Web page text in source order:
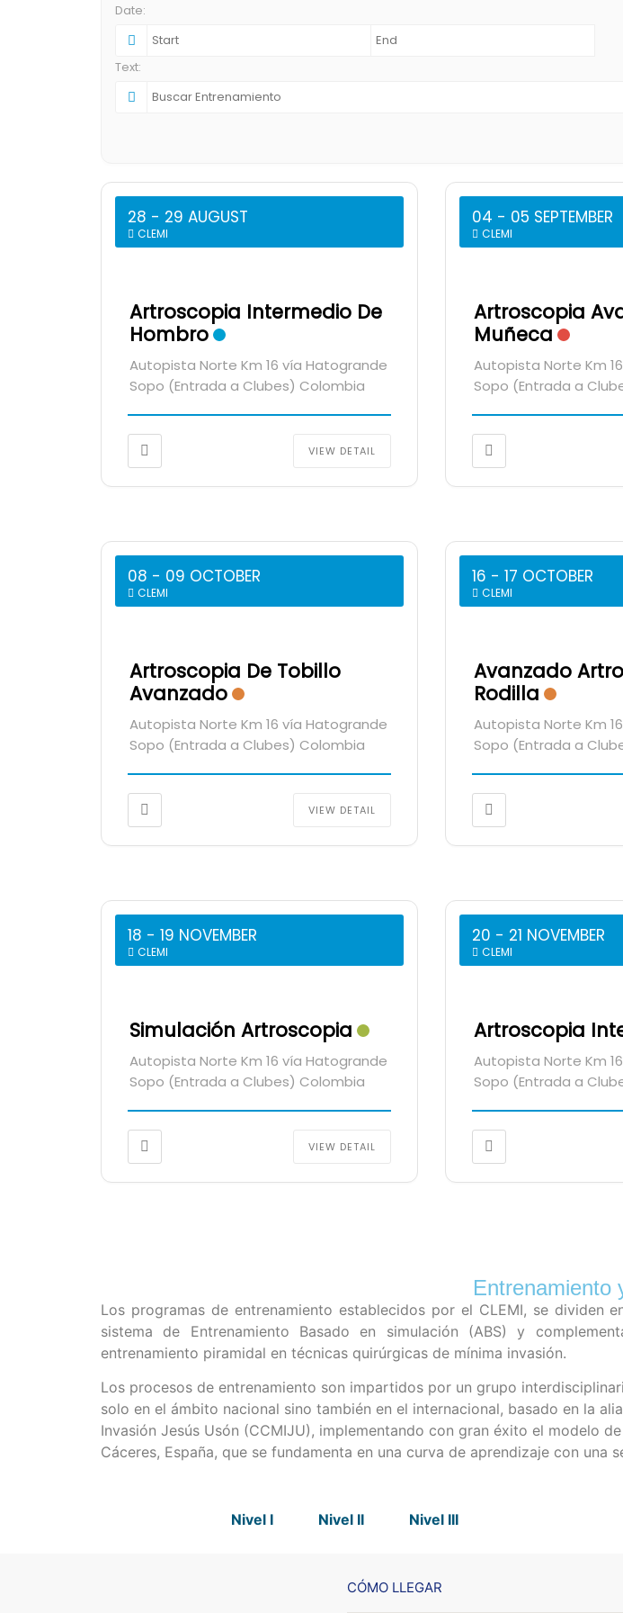
Date:
Text:
28 - 29 AUGUST
CLEMI
Artroscopia Intermedio De
Hombro
Autopista Norte Km 16 vía Hatogrande
Sopo (Entrada a Clubes) Colombia
VIEW DETAIL
04 - 05 SEPTEMBER
CLEMI
Artroscopia
Muñeca
Autopista Norte Km
Sopo (Entrada a
08 - 09 OCTOBER
CLEMI
Artroscopia De Tobillo
Avanzado
Autopista Norte Km 16 vía Hatogrande
Sopo (Entrada a Clubes) Colombia
VIEW DETAIL
16 - 17 OCTOBER
CLEMI
Avanzado
Rodilla
Autopista Norte Km
Sopo (Entrada a
18 - 19 NOVEMBER
CLEMI
Simulación Artroscopia
Autopista Norte Km 16 vía Hatogrande
Sopo (Entrada a Clubes) Colombia
VIEW DETAIL
20 - 21 NOVEMBER
CLEMI
Artroscopia
Autopista Norte Km
Sopo (Entrada a
Entrenamiento
Los programas de entrenamiento establecidos por el CLEMI, se dividen
sistema de Entrenamiento Basado en simulación (ABS) y
entrenamiento piramidal en técnicas quirúrgicas de mínima invasión.
Los procesos de entrenamiento son impartidos por un grupo
solo en el ámbito nacional sino también en el internacional, basado en la
Invasión Jesús Usón (CCMIJU), implementando con gran éxito el modelo
Cáceres, España, que se fundamenta en una curva de aprendizaje con una
Nivel I Nivel II Nivel III
CÓMO LLEGAR